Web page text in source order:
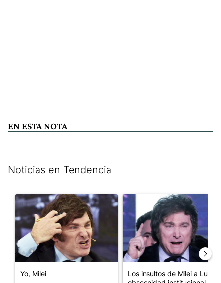
EN ESTA NOTA
Noticias en Tendencia
Un artículo de tendencia con el título "Yo, Milei" con 3
Yo, Milei
Un artículo de tendencia con
Los insultos de Milei a Lula: